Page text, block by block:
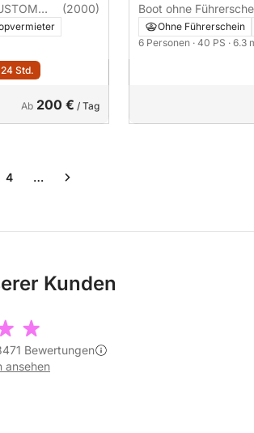
(2000)
Std.
Ab 200 € / Tag
Boot ohne Führerschein
Gozzo in Legno
40HP 40PS
Ohne Führerschein
6 Personen · 40 PS · 6.3
4 …
Kunden
Bewertungen
ansehen